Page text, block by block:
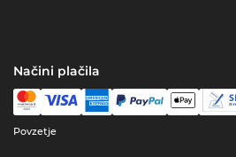
Načini plačila
Povzetje